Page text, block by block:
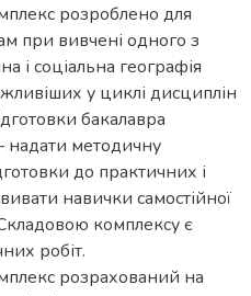
розроблено для
при вивчені одного з
і соціальна географія
у циклі дисциплін
бакалавра
надати методичну
до практичних і
навички самостійної
комплексу є
робіт.
розрахований на